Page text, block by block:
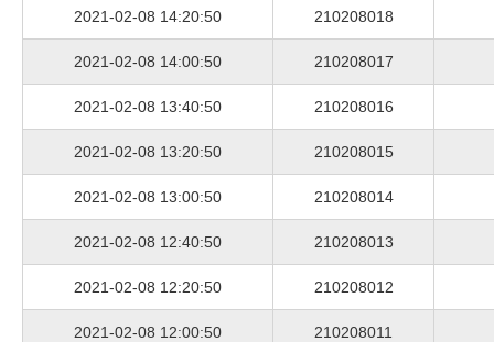
2021-02-08 14:20:50 210208018
2021-02-08 14:00:50 210208017
2021-02-08 13:40:50 210208016
2021-02-08 13:20:50 210208015
2021-02-08 13:00:50 210208014
2021-02-08 12:40:50 210208013
2021-02-08 12:20:50 210208012
2021-02-08 12:00:50 210208011